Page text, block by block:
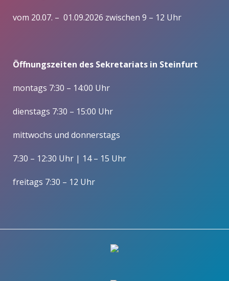
vom 20.07. – 01.09.2026 zwischen 9 – 12 Uhr
Öffnungszeiten des Sekretariats in Steinfurt
montags 7:30 – 14:00 Uhr
dienstags 7:30 – 15:00 Uhr
mittwochs und donnerstags
7:30 – 12:30 Uhr | 14 – 15 Uhr
freitags 7:30 – 12 Uhr